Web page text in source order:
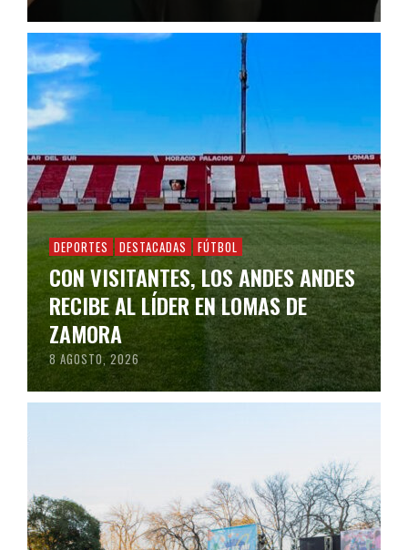
DEPORTES DESTACADAS FÚTBOL
CON VISITANTES, LOS ANDES ANDES
RECIBE AL LÍDER EN LOMAS DE
ZAMORA
8 AGOSTO, 2026